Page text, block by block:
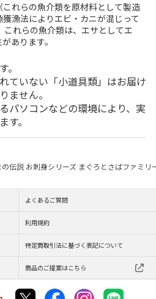
れらの魚介類を原材料として製造
漁法によりエビ・カニが混じって
これらの魚介類は、エサとしてエ
あります。
ていない「小道具類」はお届け
ません。
パソコンなどの環境により、実
す。
の伝説 お刺身シリーズ まぐろとさばファミリ
よくあるご質問
利用規約
特定商取引法に基づく表記について
商品のご提案はこちら